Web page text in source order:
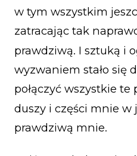
w tym wszystkim
zatracając tak
prawdziwą. I sztuką i
wyzwaniem stało się
połączyć wszystkie
duszy i części mnie w
prawdziwą mnie.